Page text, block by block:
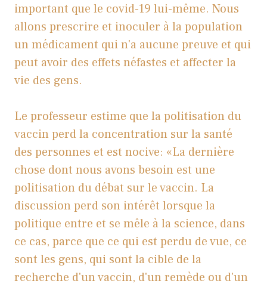
important que le covid-19 lui-même. Nous
allons prescrire et inoculer à la population
un médicament qui n'a aucune preuve et qui
peut avoir des effets néfastes et affecter la
vie des gens.
Le professeur estime que la politisation du
vaccin perd la concentration sur la santé
des personnes et est nocive: «La dernière
chose dont nous avons besoin est une
politisation du débat sur le vaccin. La
discussion perd son intérêt lorsque la
politique entre et se mêle à la science, dans
ce cas, parce que ce qui est perdu de vue, ce
sont les gens, qui sont la cible de la
recherche d'un vaccin, d'un remède ou d'un